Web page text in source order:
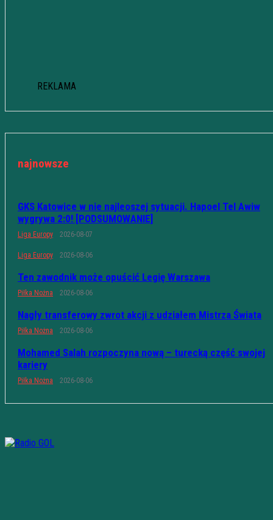
REKLAMA
najnowsze
GKS Katowice w nie najleoszej sytuacji. Hapoel Tel Awiw
wygrywa 2:0! [PODSUMOWANIE]
Liga Europy 2026-08-07
Liga Europy 2026-08-06
Ten zawodnik może opuścić Legię Warszawa
Piłka Nożna 2026-08-06
Nagły transferowy zwrot akcji z udziałem Mistrza Świata
Piłka Nożna 2026-08-06
Mohamed Salah rozpoczyna nową – turecką część swojej
kariery
Piłka Nożna 2026-08-06